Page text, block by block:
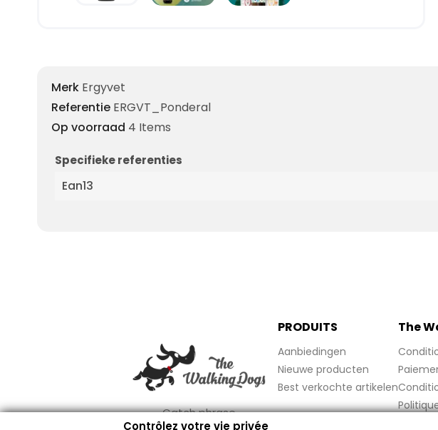
Merk Ergyvet
Referentie ERGVT_Ponderal
Op voorraad 4 Items
Specifieke referenties
Ean13
Catch phrase
PRODUITS
Aanbiedingen
Nieuwe producten
Best verkochte artikelen
The
Contrôlez votre vie privée